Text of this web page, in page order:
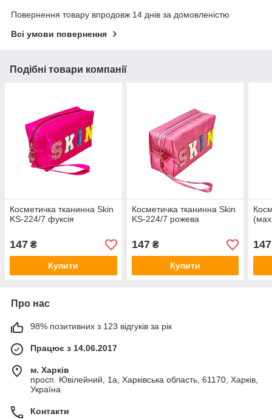
Повернення товару впродовж 14 днів за домовленістю
Всі умови повернення
Подібні товари компанії
Косметичка тканинна Skin
KS-224/7 фуксія
147 ₴
Купити
Косметичка тканинна Skin
KS-224/7 рожева
147₴
Купити
147
Про нас
98% позитивних з 123 відгуків за рік
Працює з 14.06.2017
м. Харків
просп. Ювілейний, 1а, Харківська область, 61170, Харків,
Україна
Контакти